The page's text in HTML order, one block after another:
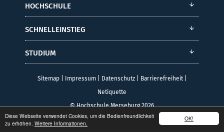
OK!
Diese Webseite verwendet Cookies, um die Bedienfreundlichkeit
zu erhöhen. Weitere Informationen.
HOCHSCHULE
SCHNELLEINSTIEG
STUDIUM
Sitemap| Impressum| Datenschutz| Barrierefreiheit|
Netiquette
© Hochschule Merseburg 2026